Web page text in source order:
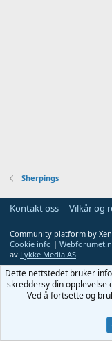
Sherpings
Kontakt oss Vilkår og
Community platform by
Cookie info |
av Lykke Media AS
Dette nettstedet bruker
skreddersy din opplevelse
Ved å fortsette og